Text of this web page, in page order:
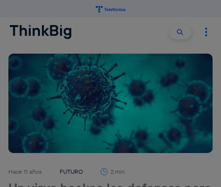
Buscar
Hace 11 años FUTURO 2 min